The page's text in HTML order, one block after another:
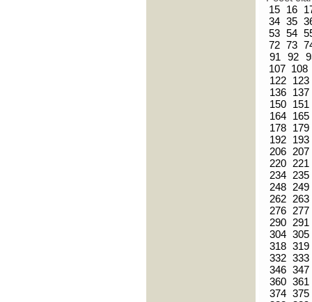
15 16
34 35
53 54
72 73
91
92
107 108
122
123
136
137
150
151
164
165
178
179
192
193
206 207
220
221
234
235
248
249
262
263
276
277
290
291
304 305
318 319
332 333
346 347
360 361
374 375